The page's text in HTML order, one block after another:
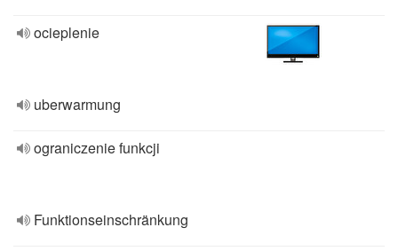
ocieplenie
uberwarmung
ograniczenie funkcji
Funktionseinschränkung